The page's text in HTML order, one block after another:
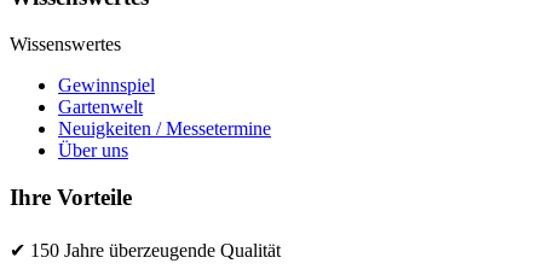
Wissenswertes
Gewinnspiel
Gartenwelt
Neuigkeiten / Messetermine
Über uns
Ihre Vorteile
✔ 150 Jahre überzeugende Qualität